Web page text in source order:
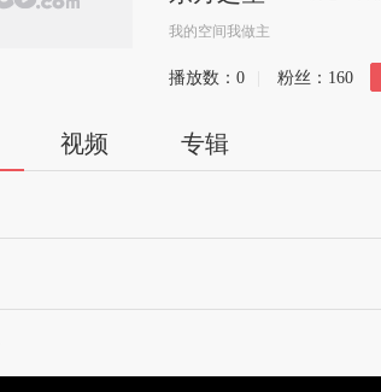
我的空间我做主
播放数： 0 粉丝： 160
视频 专辑